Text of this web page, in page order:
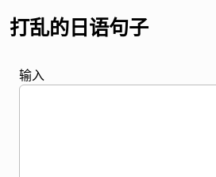
打乱的日语句子
输入